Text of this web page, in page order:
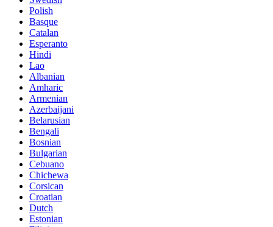
Polish
Basque
Catalan
Esperanto
Hindi
Lao
Albanian
Amharic
Armenian
Azerbaijani
Belarusian
Bengali
Bosnian
Bulgarian
Cebuano
Chichewa
Corsican
Croatian
Dutch
Estonian